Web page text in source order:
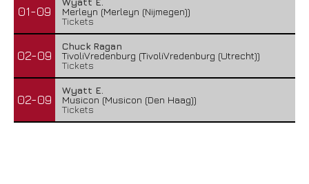
01-09
Merleyn (Merleyn (Nijmegen))
Tickets
02-09
Chuck Ragan
TivoliVredenburg (TivoliVredenburg (Utrecht))
Tickets
02-09
Wyatt E.
Musicon (Musicon (Den Haag))
Tickets